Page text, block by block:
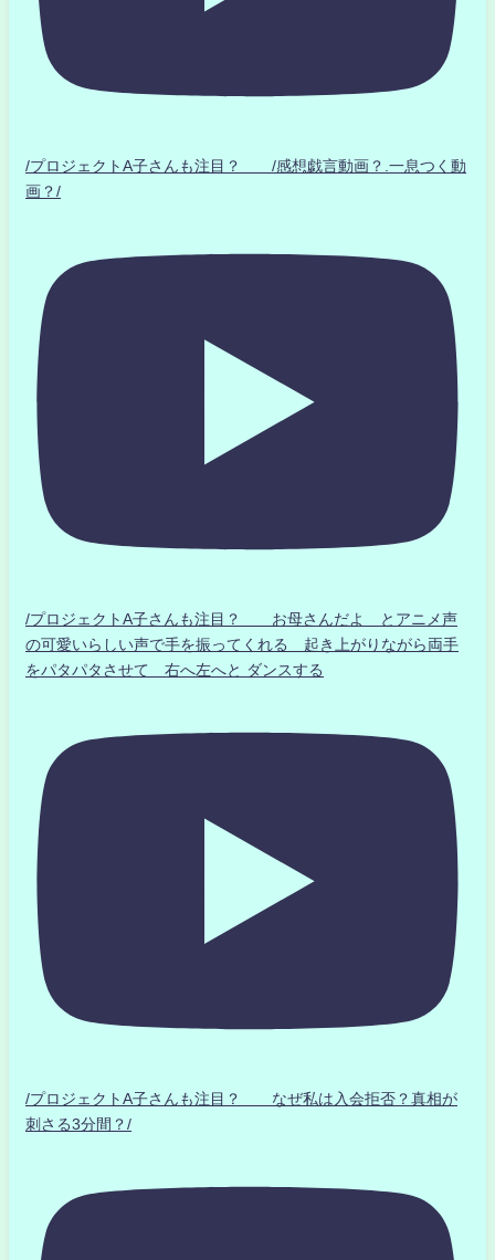
/プロジェクトA子さんも注目？ /感想戯言動画？.一息つく動
画？/
/プロジェクトA子さんも注目？ お母さんだよ とアニメ声
の可愛いらしい声で手を振ってくれる 起き上がりながら両手
をパタパタさせて 右へ左へと ダンスする
/プロジェクトA子さんも注目？ なぜ私は入会拒否？真相が
刺さる3分間？/